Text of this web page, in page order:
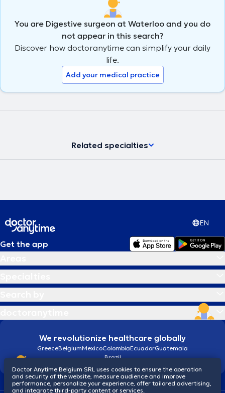
You are Digestive surgeon at Waterloo and you do
not appear in this search?
Discover how doctoranytime can simplify your daily
life.
Add your medical practice
Related specialties
EN
Get the app
We revolutionize healthcare globally
GreeceBelgiumMexicoColombiaEcuadorGuatemala
Brazil
Doctor Anytime Belgium SRL uses cookies to ensure the operation
and security of the website, measure audience and improve
performance, personalize your experience, offer tailored advertising,
and integrate third-party content or services.